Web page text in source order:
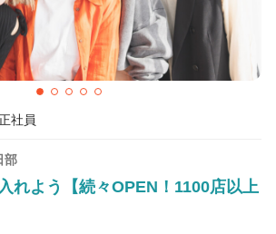
社員
部
れよう【続々OPEN！1100店以上